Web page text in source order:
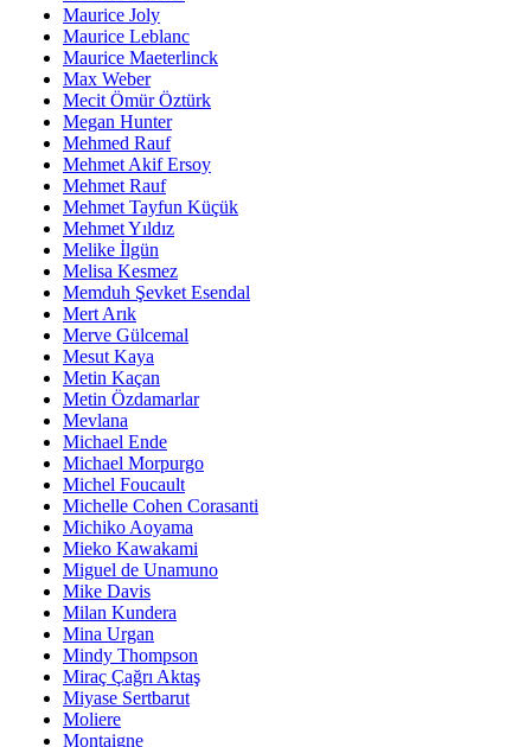
Maurice Joly
Maurice Leblanc
Maurice Maeterlinck
Max Weber
Mecit Ömür Öztürk
Megan Hunter
Mehmed Rauf
Mehmet Akif Ersoy
Mehmet Rauf
Mehmet Tayfun Küçük
Mehmet Yıldız
Melike İlgün
Melisa Kesmez
Memduh Şevket Esendal
Mert Arık
Merve Gülcemal
Mesut Kaya
Metin Kaçan
Metin Özdamarlar
Mevlana
Michael Ende
Michael Morpurgo
Michel Foucault
Michelle Cohen Corasanti
Michiko Aoyama
Mieko Kawakami
Miguel de Unamuno
Mike Davis
Milan Kundera
Mina Urgan
Mindy Thompson
Miraç Çağrı Aktaş
Miyase Sertbarut
Moliere
Montaigne